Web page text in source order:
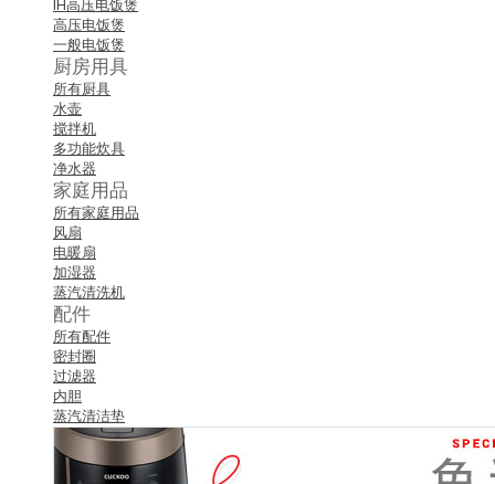
IH高压电饭煲
高压电饭煲
一般电饭煲
厨房用具
所有厨具
水壶
搅拌机
多功能炊具
净水器
家庭用品
所有家庭用品
风扇
电暖扇
加湿器
蒸汽清洗机
配件
所有配件
密封圈
过滤器
内胆
蒸汽清洁垫